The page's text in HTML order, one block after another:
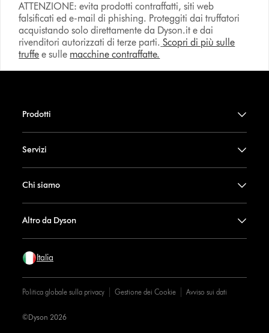
ATTENZIONE: evita prodotti contraffatti, siti web
falsificati ed e-mail di phishing. Proteggiti dai truffatori
acquistando solo direttamente da Dyson.it e dai
rivenditori autorizzati di terze parti. Scopri di più sulle
truffe e sulle macchine contraffatte.
Prodotti
Servizi
Chi siamo
Altro da Dyson
Italia
Politica globale sulla privacy Gestione dei Cookie Avviso sui dati
©Dyson 2026